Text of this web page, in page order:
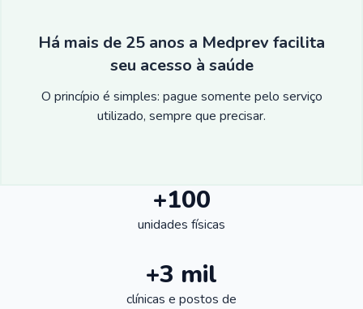
Há mais de 25 anos a Medprev facilita
seu acesso à saúde
O princípio é simples: pague somente pelo serviço
utilizado, sempre que precisar.
+100
unidades físicas
+3 mil
clínicas e postos de